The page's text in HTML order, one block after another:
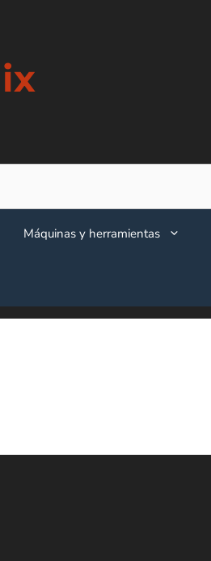
Máquinas y herramientas